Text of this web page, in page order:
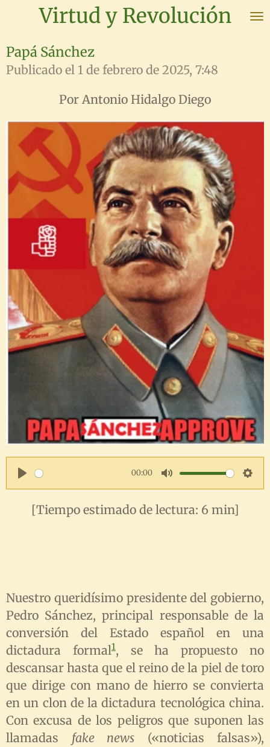
contenido
principal
Virtud y Revolución
Papá Sánchez
Publicado el 1 de febrero de 2025, 7:48
Por Antonio Hidalgo Diego
P
00:00
M
u
S
g
s
[Tiempo estimado de lectura: 6 min]
Nuestro queridísimo presidente del gobierno,
Pedro Sánchez, principal responsable de la
conversión del Estado español en una
dictadura formal1, se ha propuesto no
descansar hasta que el reino de la piel de toro
que dirige con mano de hierro se convierta
en un clon de la dictadura tecnológica china.
Con excusa de los peligros que suponen las
llamadas fake news («noticias falsas»),